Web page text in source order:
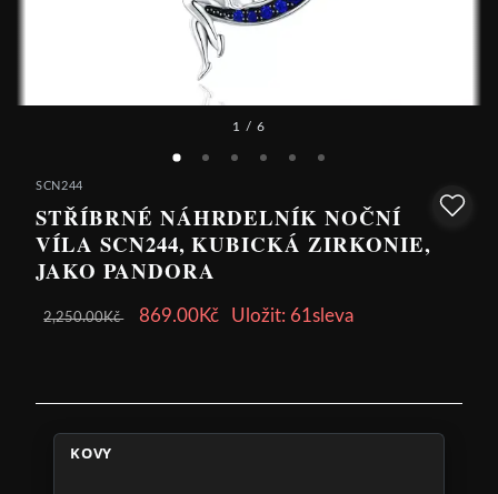
1 / 6
SCN244
STŘÍBRNÉ NÁHRDELNÍK NOČNÍ
VÍLA SCN244, KUBICKÁ ZIRKONIE,
JAKO PANDORA
2,250.00Kč 869.00Kč Uložit: 61sleva
KOVY